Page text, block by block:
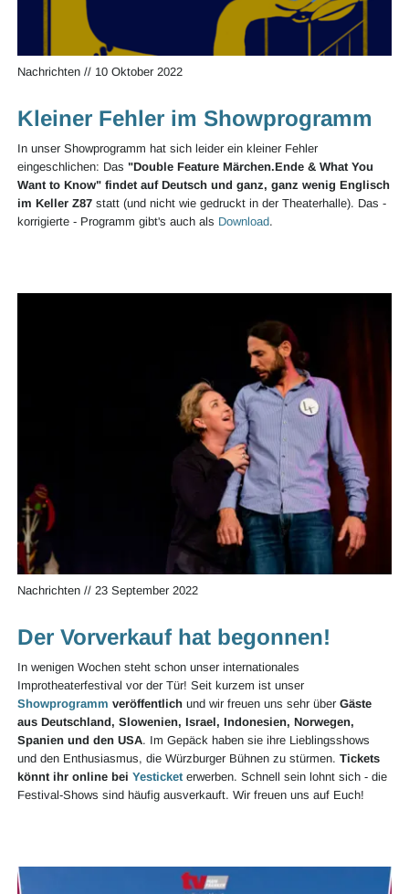
Nachrichten// 10 Oktober 2022
Kleiner Fehler im Showprogramm
In unser Showprogramm hat sich leider ein kleiner Fehler
eingeschlichen: Das "Double Feature Märchen.Ende & What You
Want to Know" findet auf Deutsch und ganz, ganz wenig Englisch
im Keller Z87statt (und nicht wie gedruckt in der Theaterhalle). Das -
korrigierte - Programm gibt's auch als Download.
Nachrichten// 23 September 2022
Der Vorverkauf hat begonnen!
In wenigen Wochen steht schon unser internationales
Improtheaterfestival vor der Tür! Seit kurzem ist unser
Showprogramm veröffentlichund wir freuen uns sehr über Gäste
aus Deutschland, Slowenien, Israel, Indonesien, Norwegen,
Spanien und den USA. Im Gepäck haben sie ihre Lieblingsshows
und den Enthusiasmus, die Würzburger Bühnen zu stürmen. Tickets
könnt ihr online bei Yesticket erwerben. Schnell sein lohnt sich - die
Festival-Shows sind häufig ausverkauft. Wir freuen uns auf Euch!